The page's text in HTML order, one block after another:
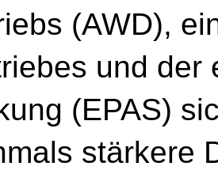
(AWD),
und der
(EPAS)
stärkere